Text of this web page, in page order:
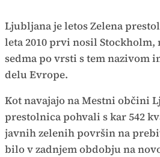
Ljubljana je letos Zelena
leta 2010 prvi nosil Stockholm,
sedma po vrsti s tem nazivom
delu Evrope.
Kot navajajo na Mestni občini
prestolnica pohvali s kar 542
javnih zelenih površin na
bilo v zadnjem obdobju na